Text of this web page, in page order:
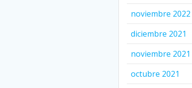
noviembre 2022
diciembre 2021
noviembre 2021
octubre 2021